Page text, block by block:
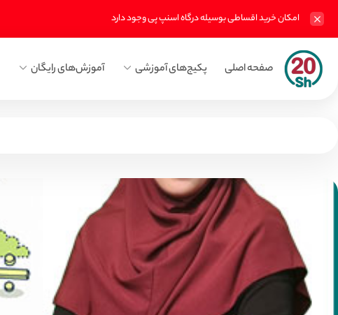
امکان خرید اقساطی بوسیله درگاه اسنپ پی وجود دارد
صفحه اصلی پکیج‌های آموزشی آموزش‌های رایگان